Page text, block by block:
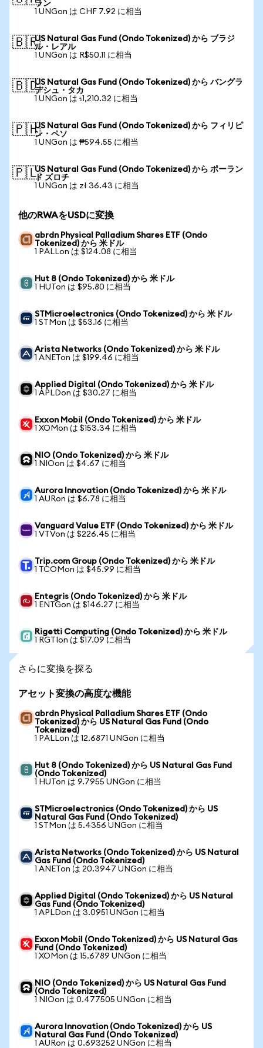
ラン
1 UNGon は CHF 7.92 に相当
🇧🇷US Natural Gas Fund (Ondo Tokenized) から ブラジ
ル・レアル
1 UNGon は R$50.11 に相当
🇧🇩US Natural Gas Fund (Ondo Tokenized) から バングラ
デシュ・タカ
1 UNGon は ৳1,210.32 に相当
🇵🇭US Natural Gas Fund (Ondo Tokenized) から フィリピ
ン・ペソ
1 UNGon は ₱594.55 に相当
🇵🇱US Natural Gas Fund (Ondo Tokenized) から ポーラン
ド ズロチ
1 UNGon は zł 36.43 に相当
他のRWAをUSDに変換
abrdn Physical Palladium Shares ETF (Ondo
Tokenized) から 米ドル
1 PALLon は $124.08 に相当
Hut 8 (Ondo Tokenized) から 米ドル
1 HUTon は $95.80 に相当
STMicroelectronics (Ondo Tokenized) から 米ドル
1 STMon は $53.16 に相当
Arista Networks (Ondo Tokenized) から 米ドル
1 ANETon は $199.46 に相当
Applied Digital (Ondo Tokenized) から 米ドル
1 APLDon は $30.27 に相当
Exxon Mobil (Ondo Tokenized) から 米ドル
1 XOMon は $153.34 に相当
NIO (Ondo Tokenized) から 米ドル
1 NIOon は $4.67 に相当
Aurora Innovation (Ondo Tokenized) から 米ドル
1 AURon は $6.78 に相当
Vanguard Value ETF (Ondo Tokenized) から 米ドル
1 VTVon は $226.45 に相当
Trip.com Group (Ondo Tokenized) から 米ドル
1 TCOMon は $45.99 に相当
Entegris (Ondo Tokenized) から 米ドル
1 ENTGon は $146.27 に相当
Rigetti Computing (Ondo Tokenized) から 米ドル
1 RGTIon は $17.09 に相当
さらに変換を探る
アセット変換の高度な機能
abrdn Physical Palladium Shares ETF (Ondo
Tokenized) から US Natural Gas Fund (Ondo
Tokenized)
1 PALLon は 12.6871 UNGon に相当
Hut 8 (Ondo Tokenized) から US Natural Gas Fund
(Ondo Tokenized)
1 HUTon は 9.7955 UNGon に相当
STMicroelectronics (Ondo Tokenized) から US
Natural Gas Fund (Ondo Tokenized)
1 STMon は 5.4356 UNGon に相当
Arista Networks (Ondo Tokenized) から US Natural
Gas Fund (Ondo Tokenized)
1 ANETon は 20.3947 UNGon に相当
Applied Digital (Ondo Tokenized) から US Natural
Gas Fund (Ondo Tokenized)
1 APLDon は 3.0951 UNGon に相当
Exxon Mobil (Ondo Tokenized) から US Natural Gas
Fund (Ondo Tokenized)
1 XOMon は 15.6789 UNGon に相当
NIO (Ondo Tokenized) から US Natural Gas Fund
(Ondo Tokenized)
1 NIOon は 0.477505 UNGon に相当
Aurora Innovation (Ondo Tokenized) から US
Natural Gas Fund (Ondo Tokenized)
1 AURon は 0.693252 UNGon に相当